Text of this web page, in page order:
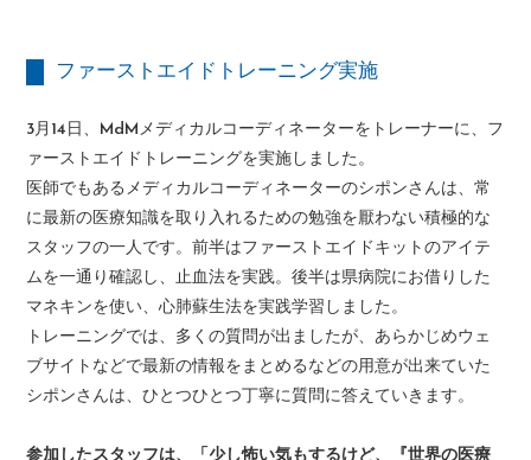
ファーストエイドトレーニング実施
3月14日、MdMメディカルコーディネーターをトレーナーに、フ
ァーストエイドトレーニングを実施しました。
医師でもあるメディカルコーディネーターのシポンさんは、常
に最新の医療知識を取り入れるための勉強を厭わない積極的な
スタッフの一人です。前半はファーストエイドキットのアイテ
ムを一通り確認し、止血法を実践。後半は県病院にお借りした
マネキンを使い、心肺蘇生法を実践学習しました。
トレーニングでは、多くの質問が出ましたが、あらかじめウェ
ブサイトなどで最新の情報をまとめるなどの用意が出来ていた
シポンさんは、ひとつひとつ丁寧に質問に答えていきます。
参加したスタッフは、「少し怖い気もするけど、『世界の医療